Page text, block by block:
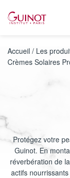
Accueil / Les
Crèmes Solaires
Protégez votre
Guinot. En
réverbération de
actifs